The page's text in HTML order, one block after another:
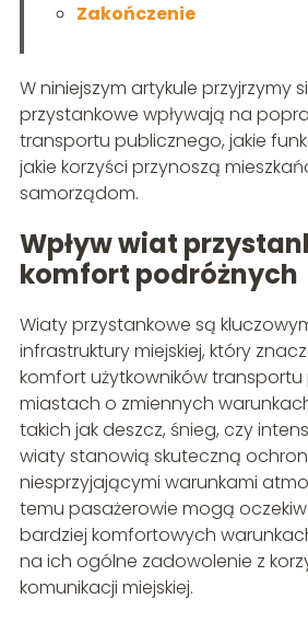
Zakończenie
W niniejszym artykule przyjrzymy
przystankowe wpływają na
transportu publicznego, jakie
jakie korzyści przynoszą
samorządom.
Wpływ wiat
komfort podróżnych
Wiaty przystankowe są
infrastruktury miejskiej, który
komfort użytkowników transportu
miastach o zmiennych
takich jak deszcz, śnieg, czy
wiaty stanowią skuteczną
niesprzyjającymi warunkami
temu pasażerowie mogą
bardziej komfortowych
na ich ogólne zadowolenie z
komunikacji miejskiej.